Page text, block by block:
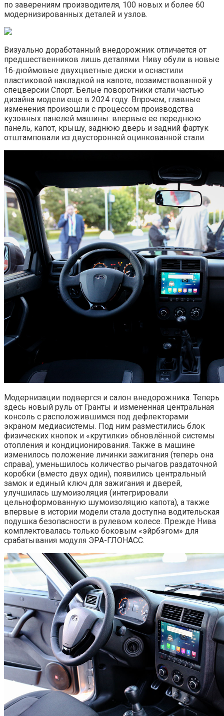
по заверениям производителя, 100 новых и более 60
модернизированных деталей и узлов.
Визуально доработанный внедорожник отличается от
предшественников лишь деталями. Ниву обули в новые
16‑дюймовые двухцветные диски и оснастили
пластиковой накладкой на капоте, позаимствованной у
спецверсии Спорт. Белые поворотники стали частью
дизайна модели еще в 2024 году. Впрочем, главные
изменения произошли с процессом производства
кузовных панелей машины: впервые ее переднюю
панель, капот, крышу, заднюю дверь и задний фартук
отштамповали из двусторонней оцинкованной стали.
Модернизации подвергся и салон внедорожника. Теперь
здесь новый руль от Гранты и измененная центральная
консоль с расположившимся под дефлекторами
экраном медиасистемы. Под ним разместились блок
физических кнопок и «крутилки» обновлённой системы
отопления и кондиционирования. Также в машине
изменилось положение личинки зажигания (теперь она
справа), уменьшилось количество рычагов раздаточной
коробки (вместо двух один), появились центральный
замок и единый ключ для зажигания и дверей,
улучшилась шумоизоляция (интегрировали
цельноформованную шумоизоляцию капота), а также
впервые в истории модели стала доступна водительская
подушка безопасности в рулевом колесе. Прежде Нива
комплектовалась только боковым «эйрбэгом» для
срабатывания модуля ЭРА-ГЛОНАСС.